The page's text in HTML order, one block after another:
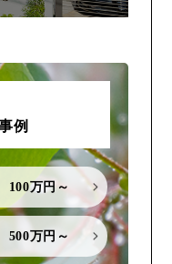
例
100万円～
500万円～